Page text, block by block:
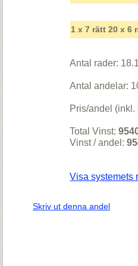
1 x 7 rätt 20 x 6
Antal rader:
Antal andelar:
Pris/andel (inkl.
Total Vinst:
Vinst / andel:
Visa systemets
Skriv ut denna andel